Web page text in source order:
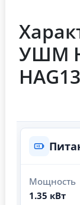
УШМ
Мощность
1.35 кВт